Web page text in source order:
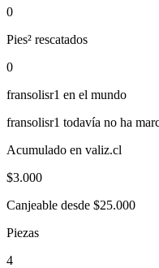
0
Pies² rescatados
0
fransolisr1 en el mundo
fransolisr1 todavía no ha
Acumulado en valiz.cl
$3.000
Canjeable desde $25.000
Piezas
4